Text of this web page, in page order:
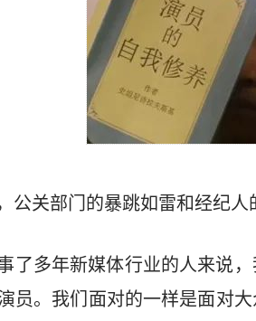
公关部门的暴跳如雷和经纪人
了多年新媒体行业的人来说，
员。我们面对的一样是面对